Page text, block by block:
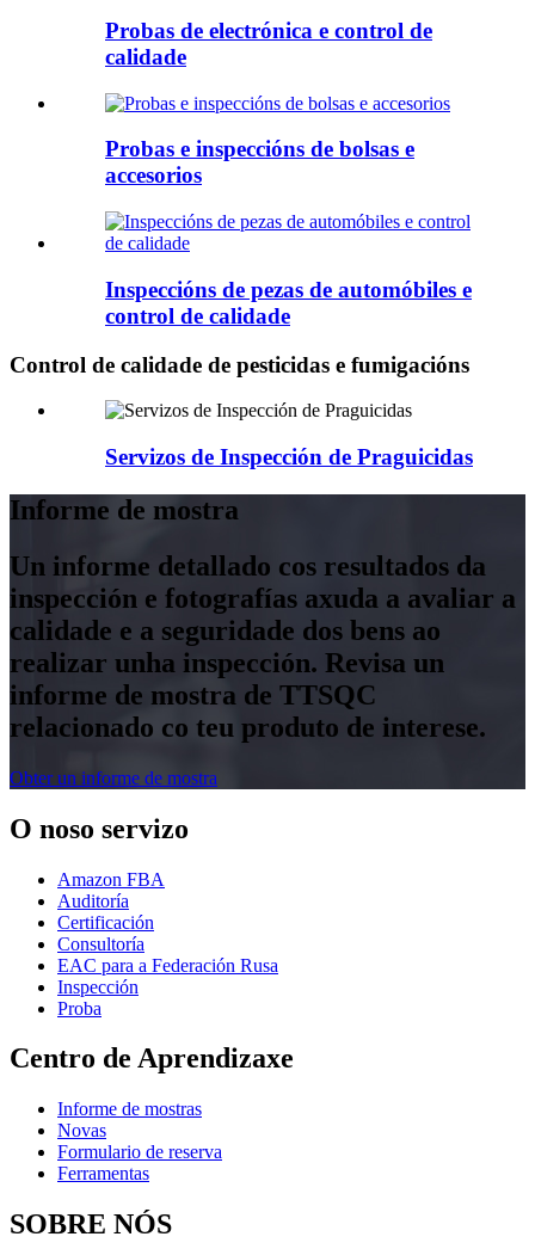
Probas de electrónica e control de
calidade
Probas e inspeccións de bolsas e
accesorios
Inspeccións de pezas de automóbiles e
control de calidade
Control de calidade de pesticidas e fumigacións
Servizos de Inspección de Praguicidas
Informe de mostra
Un informe detallado cos resultados da
inspección e fotografías axuda a avaliar a
calidade e a seguridade dos bens ao
realizar unha inspección. Revisa un
informe de mostra de TTSQC
relacionado co teu produto de interese.
Obter un informe de mostra
O noso servizo
Amazon FBA
Auditoría
Certificación
Consultoría
EAC para a Federación Rusa
Inspección
Proba
Centro de Aprendizaxe
Informe de mostras
Novas
Formulario de reserva
Ferramentas
SOBRE NÓS